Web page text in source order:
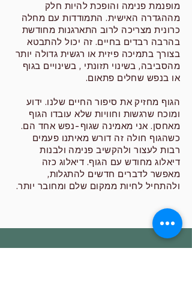
מופנמת פנימה והופכת להיות חלק
מההגדרה האישית. התמודדות עם מחלה
כרונית מצריכה לרוב התארגנות מחודשת
בהרבה רבדים בחיים. זה יכול להתבטא
בצורך בתמיכה פיזית או רגשית גדולה יותר
מהסביבה, בשינוי תזונתי , בשינויים בגוף
או בנפש שחלים פתאום.
הגוף מחזיק את סיפור החיים שלנו. ידוע
ומוכח שרגשות וחוויות שלא עובדו הגוף
מאחסן. אני מאמינה שגוף-נפש אחד הם.
כשהגוף חולה זה דורש מאיתנו פעמים
רבות לעצור ולהקשיב פנימה ולבנות
דיאלוג מחודש עם הגוף. דיאלוג כזה
מאפשר לדברים חדשים להתגלות,
ולהתחיל לחיות ממקום שלם ומחובר יותר.
צור קשר